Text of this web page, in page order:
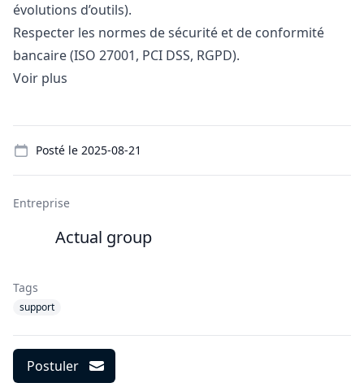
évolutions d’outils).
Respecter les normes de sécurité et de conformité
bancaire (ISO 27001, PCI DSS, RGPD).
Voir plus
Posté le 2025-08-21
Entreprise
Actual group
Tags
support
Postuler